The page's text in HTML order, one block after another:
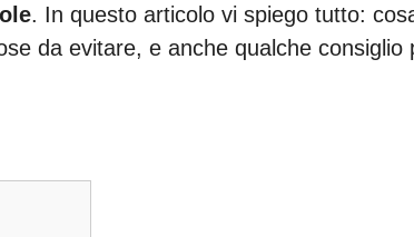
. In questo articolo vi spiego tutto:
da evitare, e anche qualche consiglio